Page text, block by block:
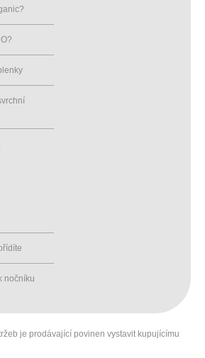
nočníku
je prodávající povinen vystavit kupujícímu